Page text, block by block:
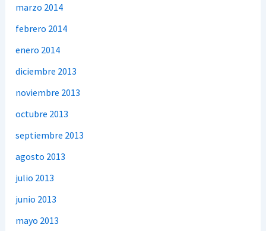
marzo 2014
febrero 2014
enero 2014
diciembre 2013
noviembre 2013
octubre 2013
septiembre 2013
agosto 2013
julio 2013
junio 2013
mayo 2013